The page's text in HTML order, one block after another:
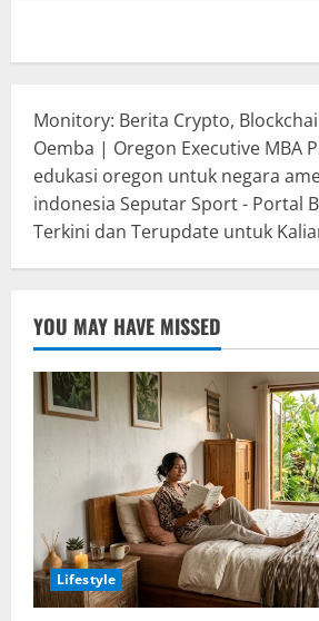
Monitory: Berita Crypto,
Oemba | Oregon Executive MBA
edukasi oregon untuk negara
indonesia Seputar Sport - Portal
Terkini dan Terupdate untuk
YOU MAY HAVE MISSED
Lifestyle